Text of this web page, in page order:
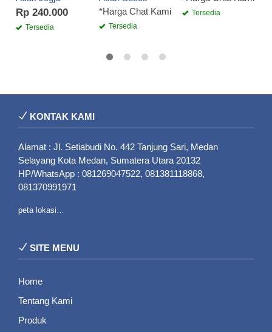
Rp 240.000
Tersedia
*Harga Chat Kami
Tersedia
Tersedia
KONTAK KAMI
Alamat : Jl. Setiabudi No. 442 Tanjung Sari, Medan
Selayang Kota Medan, Sumatera Utara 20132
HP/WhatsApp : 081269047522, 081381118868,
081370991971
peta lokasi…
SITE MENU
Home
Tentang Kami
Produk